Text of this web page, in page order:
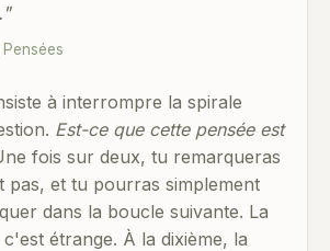
à interrompre la spirale
Est-ce que cette pensée est
fois sur deux, tu remarqueras
pas, et tu pourras simplement
dans la boucle suivante. La
étrange. À la dixième, la